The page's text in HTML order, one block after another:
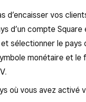
d’encaisser vos
d’un compte Square
sélectionner le pays
monétaire et le
où vous avez